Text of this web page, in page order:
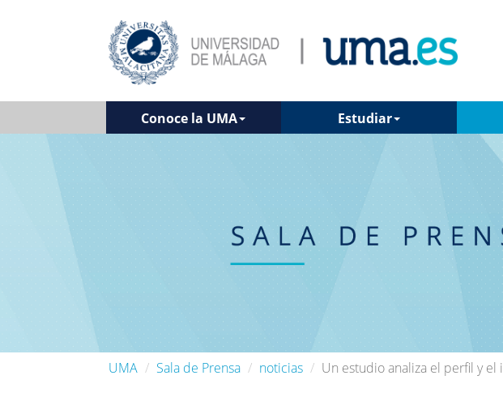
Conoce la UMA Estudiar
UMA Sala de Prensa noticias Un estudio analiza el perfil y el